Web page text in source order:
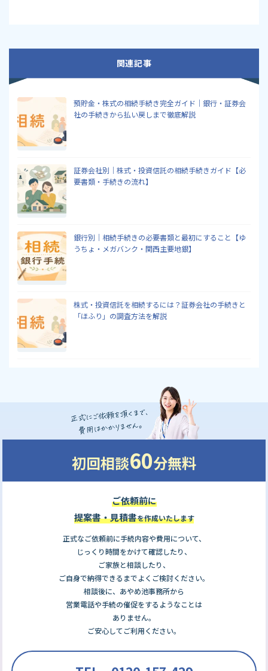
関連記事
預貯金・株式の相続手続き完全ガイド｜銀行・証券会
社の手続きから払い戻しまで徹底解説
証券会社別｜株式・投資信託の相続手続きガイド【必
要書類・手続きの流れ】
銀行別｜相続手続きの必要書類と最初にすること【ゆ
うちょ・メガバンク・関西主要地銀】
株式・投資信託を相続するには？証券会社の手続きと
「ほふり」の調査方法を解説
初回相談60分無料
ご依頼前に
提案書・見積書を作成いたします
正式なご依頼前に手続内容や費用について、
じっくり時間をかけて確認したり、
ご家族と相談したり、
ご自身で納得できるまでよくご検討ください。
相談後に、あやめ池事務所から
営業電話や手続の催促をするようなことは
ありません。
ご安心してご利用ください。